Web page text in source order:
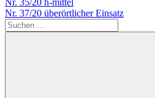
Beitragsnavigation
Beitrag:
Nr. 35/20 h-mittel
Nächster
Beitrag:
Nr. 37/20 überörtlicher Einsatz
Suchen
nach: